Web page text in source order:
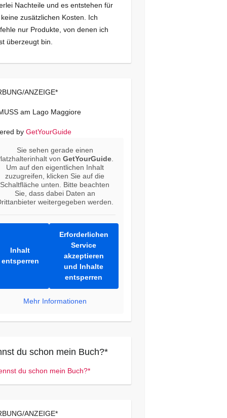
Nachteile und es entstehen für
zusätzlichen Kosten. Ich
nur Produkte, von denen ich
überzeugt bin.
ANZEIGE*
am Lago Maggiore
by GetYourGuide
Sie sehen gerade einen
vonGetYourGuide
Um auf den eigentlichen Inhalt
zuzugreifen, klicken Sie auf die
Schaltfläche unten. Bitte beachten
Sie, dass dabei Daten an
weitergegeben werden.
Inhalt
entsperren
Erforderlichen
Service
akzeptieren
und Inhalte
entsperren
Mehr Informationen
du schon mein Buch?*
ANZEIGE*